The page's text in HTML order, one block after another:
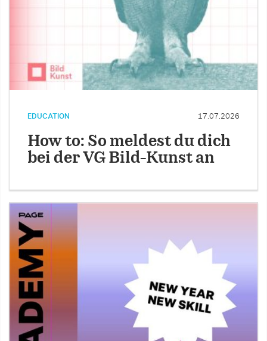
EDUCATION 17.07.2026
How to: So meldest du dich
bei der VG Bild-Kunst an